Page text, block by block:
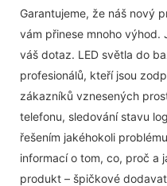
Garantujeme, že náš nový
vám přinese mnoho
váš dotaz. LED světla do
profesionálů, kteří jsou
zákazníků vznesených
telefonu, sledování stavu
řešením jakéhokoli
informací o tom, co, proč a
produkt – špičkové